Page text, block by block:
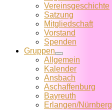
Vereins­geschichte
Satzung
Mitglied­schaft
Vorstand
Spenden
Gruppen
Allgemein
Kalender
Ansbach
Aschaffenburg
Bayreuth
Erlangen/Nürnberg